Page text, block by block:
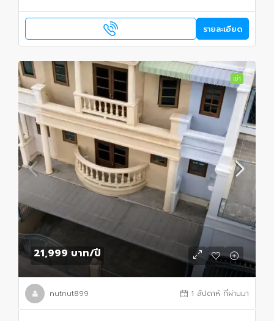
รายละเอียด
เช่า
21,999 บาท/ปี
nutnut899 1 สัปดาห์ ที่ผ่านมา